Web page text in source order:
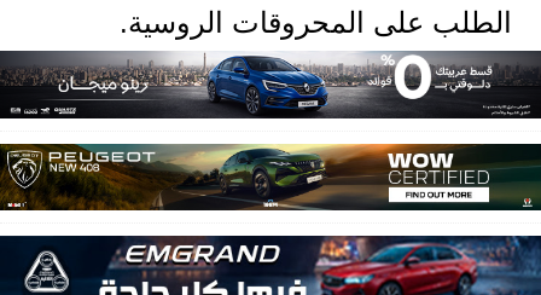
الطلب على المحروقات الروسية.